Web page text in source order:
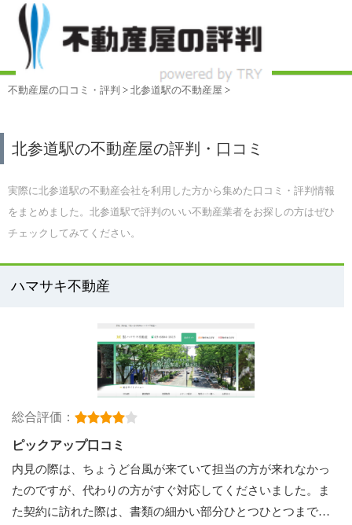
不動産屋の口コミ・評判 > 北参道駅の不動産屋 >
北参道駅の不動産屋の評判・口コミ
実際に北参道駅の不動産会社を利用した方から集めた口コミ・評判情報
をまとめました。北参道駅で評判のいい不動産業者をお探しの方はぜひ
チェックしてみてください。
ハマサキ不動産
総合評価：
ピックアップ口コミ
内見の際は、ちょうど台風が来ていて担当の方が来れなかっ
たのですが、代わりの方がすぐ対応してくださいました。ま
た契約に訪れた際は、書類の細かい部分ひとつひとつまで…